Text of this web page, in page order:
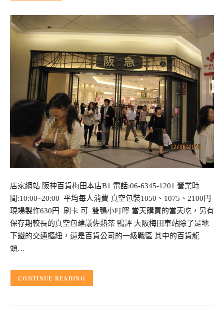
店家網站 阪神百貨梅田本店B1 電話:06-6345-1201 營業時
間:10:00~20:00 平均每人消費 真空包裝1050、1075、2100円
現場製作630円 刷卡 可 雙鴨小叮嚀 當天購買的當天吃，另有
保存期較長的真空包建議佐熱茶 鴨評 大阪梅田車站除了是地
下鐵的交通樞紐，還是百貨公司的一級戰區 其中的百貨龍
頭…
CONTINUE READING